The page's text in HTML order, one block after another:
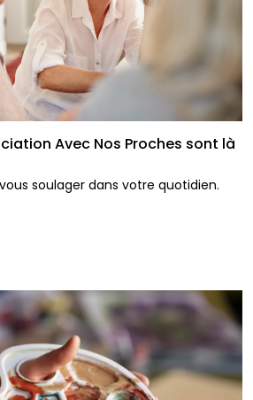
Avec Nos Proches sont là
soulager dans votre quotidien.